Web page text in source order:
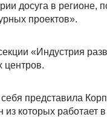
досуга в
проектов».
«Индустрия
центров.
представила
из которых